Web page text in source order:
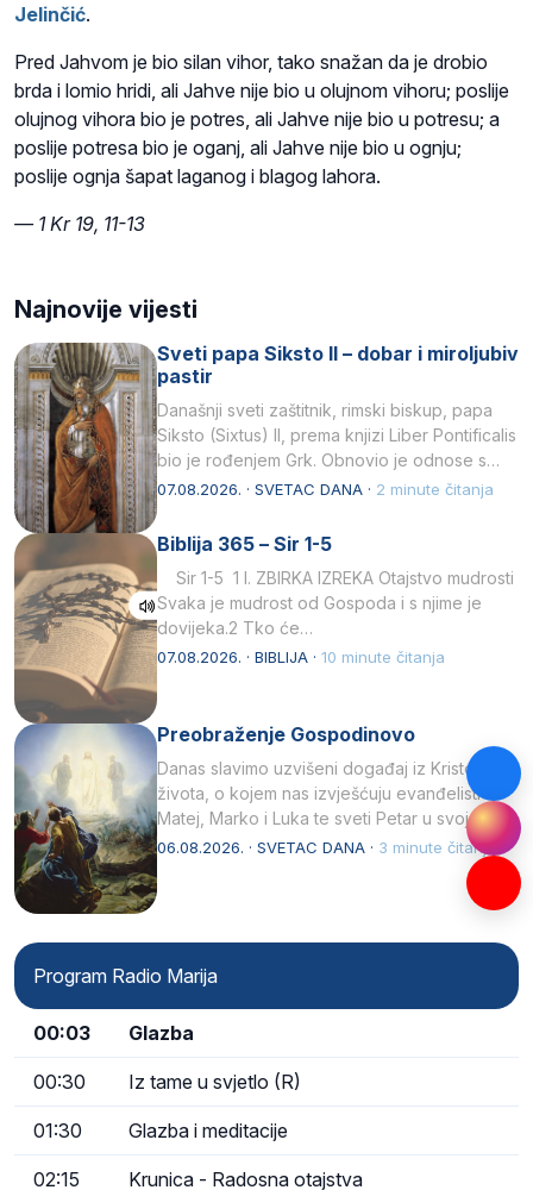
Jelinčić.
Pred Jahvom je bio silan vihor, tako snažan da je drobio
brda i lomio hridi, ali Jahve nije bio u olujnom vihoru; poslije
olujnog vihora bio je potres, ali Jahve nije bio u potresu; a
poslije potresa bio je oganj, ali Jahve nije bio u ognju;
poslije ognja šapat laganog i blagog lahora.
— 1 Kr 19, 11-13
Najnovije vijesti
Sveti papa Siksto II – dobar i miroljubiv
pastir
Današnji sveti zaštitnik, rimski biskup, papa
Siksto (Sixtus) II, prema knjizi Liber Pontificalis
bio je rođenjem Grk. Obnovio je odnose s
afričkim…
07.08.2026. · SVETAC DANA · 2 minute čitanja
Biblija 365 – Sir 1-5
Sir 1-5 1 I. ZBIRKA IZREKA Otajstvo mudrosti
Svaka je mudrost od Gospoda i s njime je
dovijeka.2 Tko će…
07.08.2026. · BIBLIJA · 10 minute čitanja
Preobraženje Gospodinovo
Danas slavimo uzvišeni događaj iz Kristova
života, o kojem nas izvješćuju evanđelisti
Matej, Marko i Luka te sveti Petar u svojoj
drugoj…
06.08.2026. · SVETAC DANA · 3 minute čitanja
Program Radio Marija
00:03 Glazba
00:30 Iz tame u svjetlo (R)
01:30 Glazba i meditacije
02:15 Krunica - Radosna otajstva